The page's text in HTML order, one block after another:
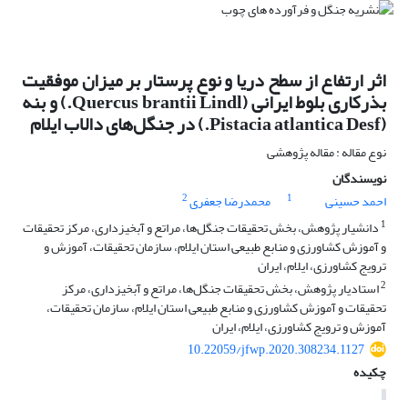
اثر ارتفاع از سطح دریا و نوع پرستار بر میزان موفقیت
بذرکاری بلوط ایرانی (Quercus brantii Lindl.) و بنه
(Pistacia atlantica Desf.) در جنگل‌های دالاب ایلام
نوع مقاله : مقاله پژوهشی
نویسندگان
احمد حسینی
1 محمدرضا جعفری2
1 دانشیار پژوهش، بخش تحقیقات جنگل‌ها، مراتع و آبخیزداری، مرکز تحقیقات
و آموزش کشاورزی و منابع طبیعی استان ایلام، سازمان تحقیقات، آموزش و
ترویج کشاورزی، ایلام، ایران
2استادیار پژوهش، بخش تحقیقات جنگل‌ها، مراتع و آبخیزداری، مرکز
تحقیقات و آموزش کشاورزی و منابع طبیعی استان ایلام، سازمان تحقیقات،
آموزش و ترویج کشاورزی، ایلام، ایران
10.22059/jfwp.2020.308234.1127
چکیده